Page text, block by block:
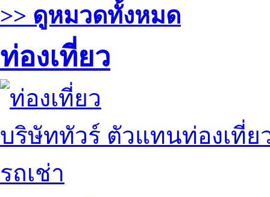
>> ดูหมวดทั้งหมด
ท่องเที่ยว
บริษัททัวร์ ตัวแทนท่องเที่ย
รถเช่า